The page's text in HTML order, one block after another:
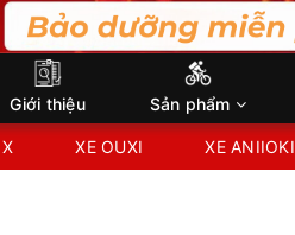
Giới thiệu Sản phẩm
XE OUXI XE ANIIOKI